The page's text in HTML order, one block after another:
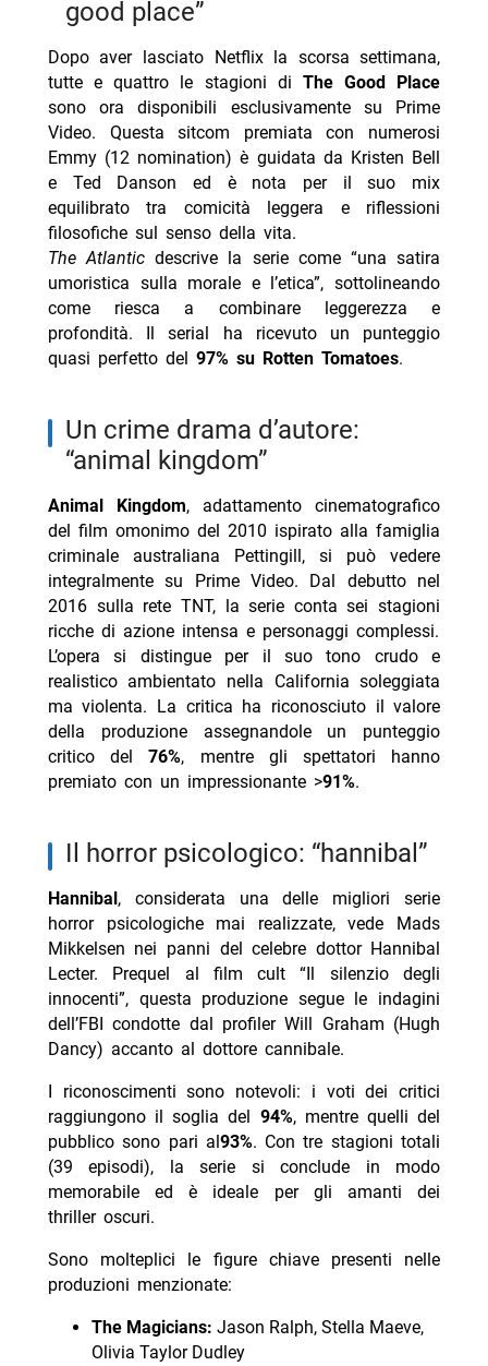
good place”
Dopo aver lasciato Netflix la scorsa settimana,
tutte e quattro le stagioni di The Good Place
sono ora disponibili esclusivamente su Prime
Video. Questa sitcom premiata con numerosi
Emmy (12 nomination) è guidata da Kristen Bell
e Ted Danson ed è nota per il suo mix
equilibrato tra comicità leggera e riflessioni
filosofiche sul senso della vita.
The Atlantic descrive la serie come “una satira
umoristica sulla morale e l’etica”, sottolineando
come riesca a combinare leggerezza e
profondità. Il serial ha ricevuto un punteggio
quasi perfetto del 97% su Rotten Tomatoes.
un crime drama d’autore:
“animal kingdom”
Animal Kingdom, adattamento cinematografico
del film omonimo del 2010 ispirato alla famiglia
criminale australiana Pettingill, si può vedere
integralmente su Prime Video. Dal debutto nel
2016 sulla rete TNT, la serie conta sei stagioni
ricche di azione intensa e personaggi complessi.
L’opera si distingue per il suo tono crudo e
realistico ambientato nella California soleggiata
ma violenta. La critica ha riconosciuto il valore
della produzione assegnandole un punteggio
critico del76%, mentre gli spettatori hanno
premiato con un impressionante >91%.
il horror psicologico: “hannibal”
Hannibal , considerata una delle migliori serie
horror psicologiche mai realizzate, vede Mads
Mikkelsen nei panni del celebre dottor Hannibal
Lecter. Prequel al film cult “Il silenzio degli
innocenti”, questa produzione segue le indagini
dell’FBI condotte dal profiler Will Graham (Hugh
Dancy) accanto al dottore cannibale.
I riconoscimenti sono notevoli: i voti dei critici
raggiungono il soglia del 94%, mentre quelli del
pubblico sono pari al 93%. Con tre stagioni totali
(39 episodi), la serie si conclude in modo
memorabile ed è ideale per gli amanti dei
thriller oscuri.
Sono molteplici le figure chiave presenti nelle
produzioni menzionate:
The Magicians: Jason Ralph, Stella Maeve,
Olivia Taylor Dudley